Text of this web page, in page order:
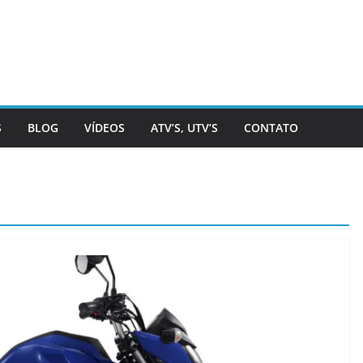
BLOG VÍDEOS ATV’S, UTV’S CONTATO